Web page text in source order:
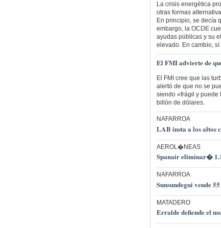
La crisis energética
otras formas
En principio, se decía
embargo, la OCDE
ayudas públicas y su
elevado. En cambio,
El FMI advierte de
El FMI cree que las
alertó de que no se
siendo «frágil y puede
billón de dólares.
NAFARROA
LAB insta a los altos
AEROL�NEAS
Spanair eliminar�
NAFARROA
Sunsundegui vende
MATADERO
Erralde defiende el